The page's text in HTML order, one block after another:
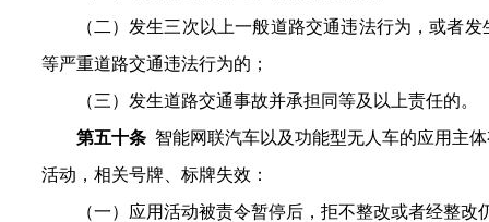
（二）发生三次以上一般道路交通违法行为，或者
等严重道路交通违法行为的；
（三）发生道路交通事故并承担同等及以上责任的。
第五十条智能网联汽车以及功能型无人车的应用主
活动，相关号牌、标牌失效：
（一）应用活动被责令暂停后，拒不整改或者经整改